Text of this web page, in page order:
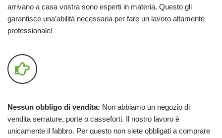
arrivano a casa vostra sono esperti in materia. Questo gli
garantisce una’abilità necessaria per fare un lavoro altamente
professionale!
Nessun obbligo di vendita: Non abbiamo un negozio di
vendita serrature, porte o casseforti. Il nostro lavoro è
unicamente il fabbro. Per questo non siete obbligati a comprare